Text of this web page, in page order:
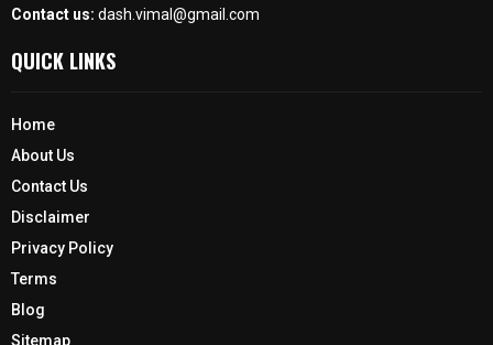
Contact us: dash.vimal@gmail.com
QUICK LINKS
Home
About Us
Contact Us
Disclaimer
Privacy Policy
Terms
Blog
Sitemap